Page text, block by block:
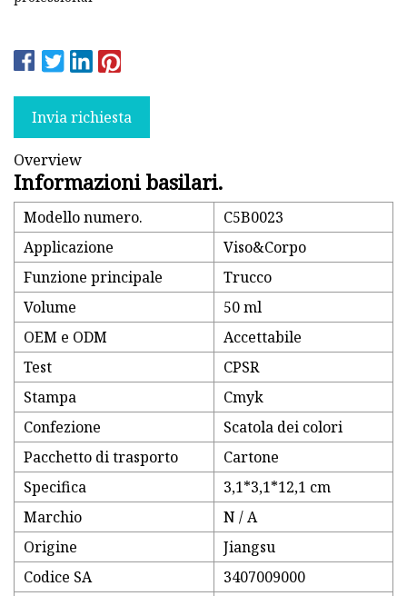
Invia richiesta
Overview
Informazioni basilari.
Modello numero.
C5B0023
Applicazione
Viso&Corpo
Funzione principale
Trucco
Volume
50 ml
OEM e ODM
Accettabile
Test
CPSR
Stampa
Cmyk
Confezione
Scatola dei colori
Pacchetto di trasporto
Cartone
Specifica
3,1*3,1*12,1 cm
Marchio
N / A
Origine
Jiangsu
Codice SA
3407009000